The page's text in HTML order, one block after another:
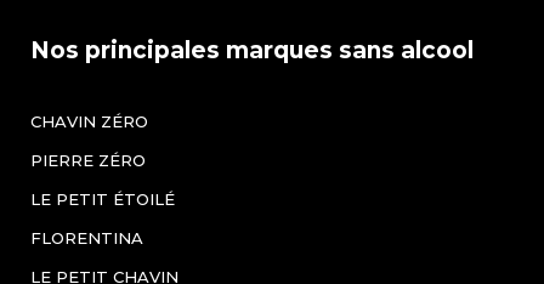
Nos principales marques sans alcool
CHAVIN ZÉRO
PIERRE ZÉRO
LE PETIT ÉTOILÉ
FLORENTINA
LE PETIT CHAVIN